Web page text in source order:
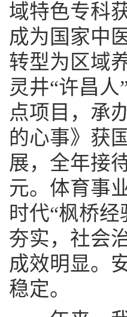
域特色专科
成为国家中
转型为区域
灵井“许昌
点项目，承
的心事》获
展，全年接
元。体育事
时代“枫桥
夯实，社会
成效明显。
稳定。